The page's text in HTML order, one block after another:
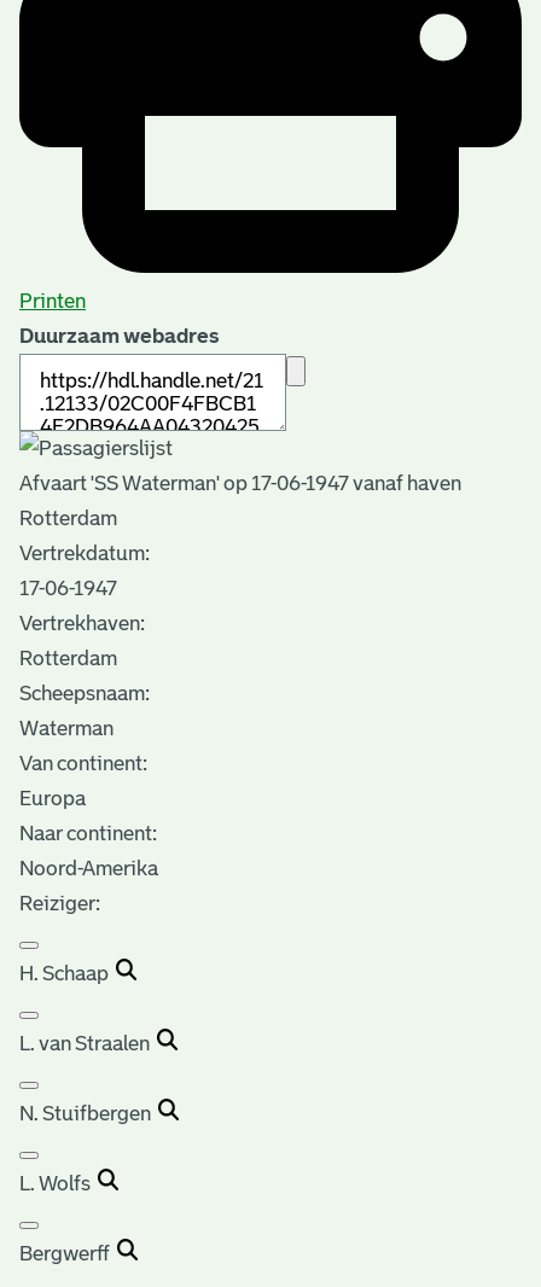
Printen
Duurzaam webadres
Afvaart 'SS Waterman' op 17-06-1947 vanaf haven
Rotterdam
Vertrekdatum:
17-06-1947
Vertrekhaven:
Rotterdam
Scheepsnaam:
Waterman
Van continent:
Europa
Naar continent:
Noord-Amerika
Reiziger:
H. Schaap
L. van Straalen
N. Stuifbergen
L. Wolfs
Bergwerff